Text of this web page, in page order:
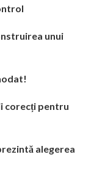
unui
corecți pentru
alegerea